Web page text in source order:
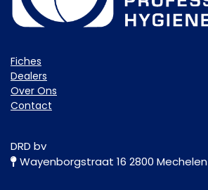
Fiche​s
Dealers
Over Ons
Contact
DRD bv
Wayenborgstraat 16 2800 Mechelen